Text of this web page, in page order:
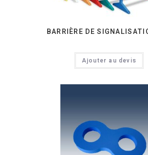
BARRIÈRE DE
Ajouter au devis